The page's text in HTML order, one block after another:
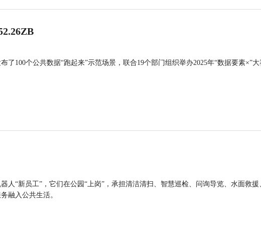
了100个公共数据“跑起来”示范场景，联合19个部门组织举办2025年“数据要素×”大
人“新员工”，它们在公园“上岗”，承担清洁清扫、智慧巡检、问询导览、水面救援
融入公共生活。